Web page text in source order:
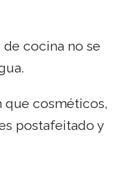
cocina no se
que cosméticos,
postafeitado y